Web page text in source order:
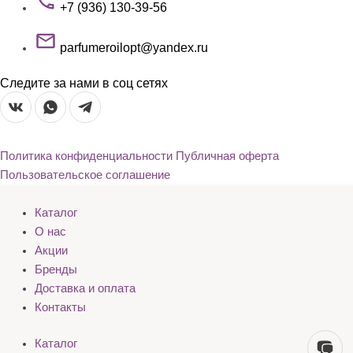
+7 (936) 130-39-56
parfumeroilopt@yandex.ru
Следите за нами в соц сетях
Политика конфиденциальности Публичная оферта
Пользовательское соглашение
Каталог
О нас
Акции
Бренды
Доставка и оплата
Контакты
Каталог